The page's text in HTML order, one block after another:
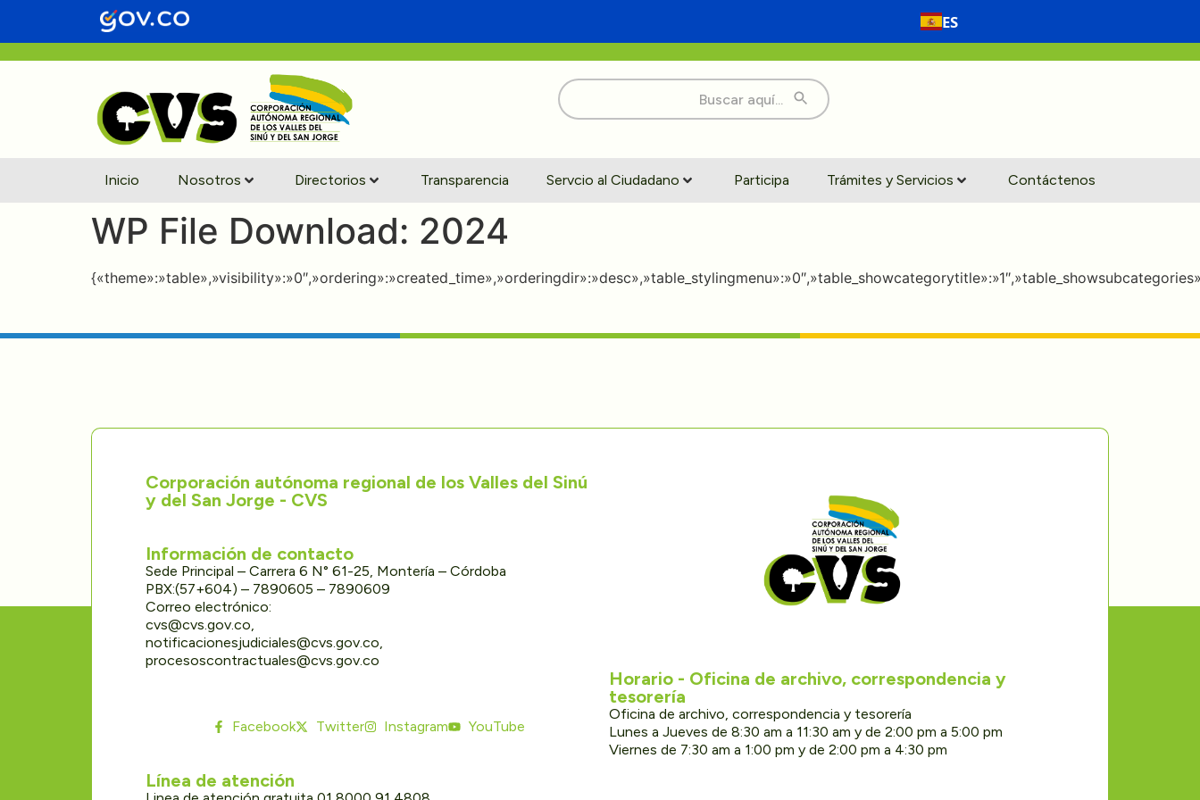
ES
Buscar:
Inicio Nosotros Directorios Transparencia Servcio al Ciudadano Participa Trámites y Servicios Contáctenos
WP File Download: 2024
Corporación autónoma regional de los Valles del Sinú
y del San Jorge - CVS
Información de contacto
Sede Principal – Carrera 6 N° 61-25, Montería – Córdoba
PBX:(57+604) – 7890605 – 7890609
Correo electrónico:
cvs@cvs.gov.co,
notificacionesjudiciales@cvs.gov.co,
procesoscontractuales@cvs.gov.co
Facebook Twitter Instagram YouTube
Línea de atención
Horario - Oficina de archivo, correspondencia y
tesorería
Oficina de archivo, correspondencia y tesorería
Lunes a Jueves de 8:30 am a 11:30 am y de 2:00 pm a 5:00 pm
Viernes de 7:30 am a 1:00 pm y de 2:00 pm a 4:30 pm